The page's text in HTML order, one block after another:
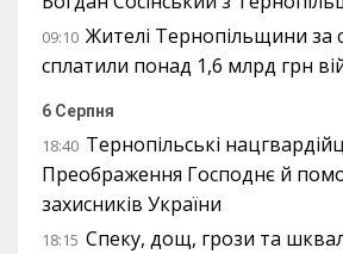
09:10 Жителі Тернопільщини за
сплатили понад 1,6 млрд грн
6 Серпня
18:40 Тернопільські
Преображення Господнє й
захисників України
18:15 Спеку, дощ, грози та